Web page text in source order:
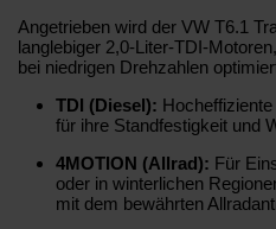
Angetrieben wird der VW T6.1
langlebiger 2,0-Liter-TDI-
bei niedrigen Drehzahlen
TDI (Diesel):
für ihre Standfestigkeit und
4MOTION (Allrad): Für
oder in winterlichen
mit dem bewährten